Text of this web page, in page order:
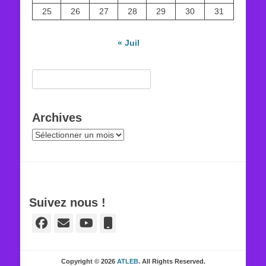
25
26 27 28 29 30 31
« Juil
Archives
Archives
Suivez nous !
Facebook
E-
Copyright © 2026 ATLEB. All Rights Reserved.